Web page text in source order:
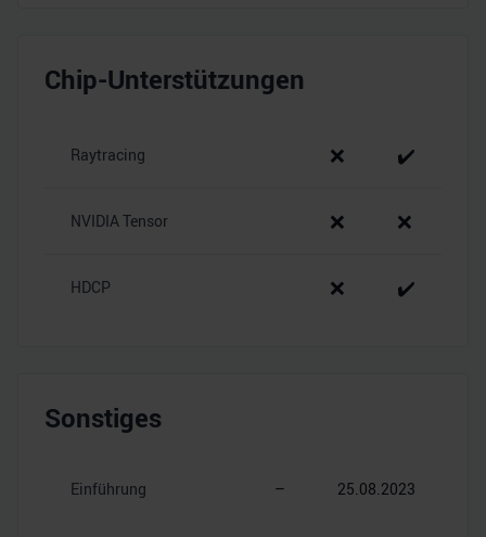
Chip-Unterstützungen
Raytracing ❌ ✔️
NVIDIA Tensor ❌ ❌
HDCP ❌ ✔️
Sonstiges
Einführung – 25.08.2023